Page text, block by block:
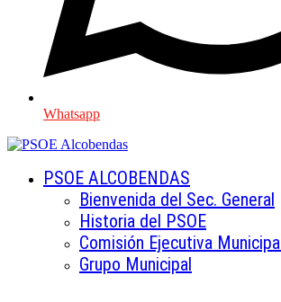
Whatsapp
PSOE ALCOBENDAS
Bienvenida del Sec. General
Historia del PSOE
Comisión Ejecutiva Municipal
Grupo Municipal